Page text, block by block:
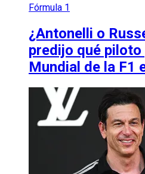
Fórmula 1
¿Antonelli o
predijo qué piloto
Mundial de la F1